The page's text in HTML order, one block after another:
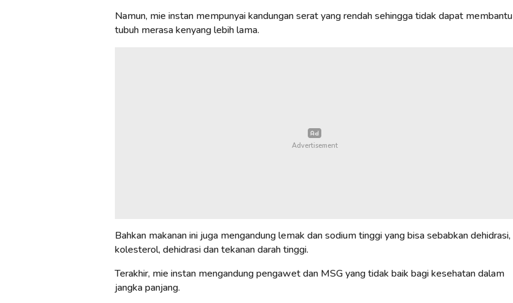
Namun, mie instan mempunyai kandungan serat yang rendah sehingga tidak dapat membantu
tubuh merasa kenyang lebih lama.
Bahkan makanan ini juga mengandung lemak dan sodium tinggi yang bisa sebabkan dehidrasi,
kolesterol, dehidrasi dan tekanan darah tinggi.
Terakhir, mie instan mengandung pengawet dan MSG yang tidak baik bagi kesehatan dalam
jangka panjang.